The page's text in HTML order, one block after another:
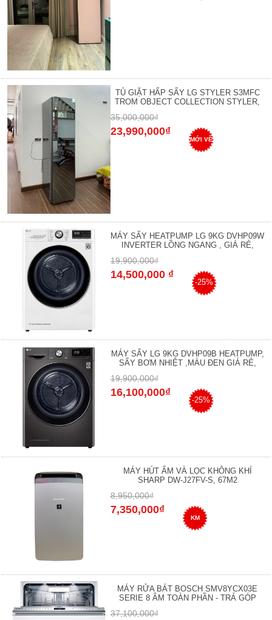
TỦ GIẶT HẤP SẤY LG STYLER S3MFC
TROM OBJECT COLLECTION STYLER,
35,000,000₫
23,990,000₫
MỚI VỀ
MÁY SẤY HEATPUMP LG 9KG DVHP09W
INVERTER LỒNG NGANG , GIÁ RẺ,
19,900,000₫
14,500,000 ₫
-25%
MÁY SẤY LG 9KG DVHP09B HEATPUMP,
SẤY BƠM NHIỆT ,MÀU ĐEN GIÁ RẺ,
19,900,000₫
16,100,000₫
-25%
MÁY HÚT ẨM VÀ LỌC KHÔNG KHÍ
SHARP DW-J27FV-S, 67M2
8,950,000₫
7,350,000₫
KM
MÁY RỬA BÁT BOSCH SMV8YCX03E
SERIE 8 ÂM TOÀN PHẦN - TRẢ GÓP
37,100,000₫